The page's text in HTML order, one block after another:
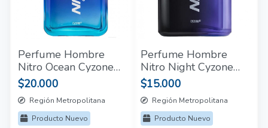
Perfume Hombre
Nitro Ocean Cyzone
90 Ml
$20.000
Región Metropolitana
Producto Nuevo
Perfume Hombre
Nitro Night Cyzone
100 Ml
$15.000
Región Metropolitana
Producto Nuevo